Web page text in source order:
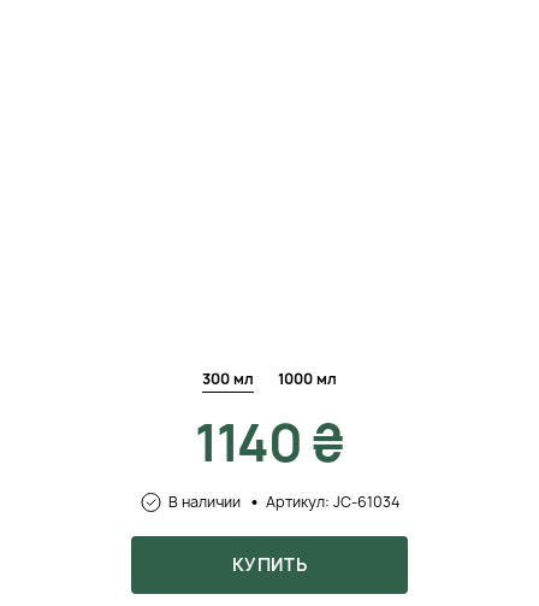
300 мл 1000 мл
1140 ₴
В наличии Артикул: JC-61034
КУПИТЬ